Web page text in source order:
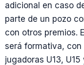
adicional en caso
parte de un pozo
con otros premios.
será formativa,
jugadoras U13,